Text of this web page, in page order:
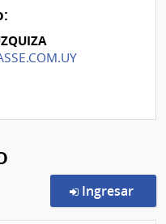
Ingresar